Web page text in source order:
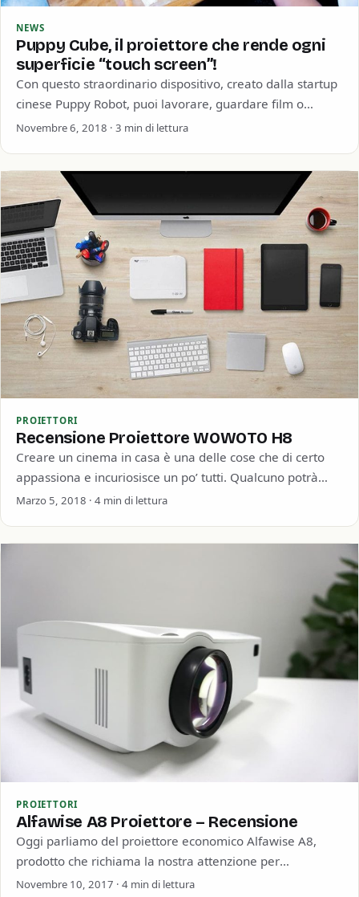
NEWS
Puppy Cube, il proiettore che rende ogni
superficie “touch screen”!
Con questo straordinario dispositivo, creato dalla startup
cinese Puppy Robot, puoi lavorare, guardare film o
giocare su praticamente qualunque superficie; consente
Novembre 6, 2018 · 3 min di lettura
PROIETTORI
Recensione Proiettore WOWOTO H8
Creare un cinema in casa è una delle cose che di certo
appassiona e incuriosisce un po’ tutti. Qualcuno potrà
pensare che…
Marzo 5, 2018 · 4 min di lettura
PROIETTORI
Alfawise A8 Proiettore – Recensione
Oggi parliamo del proiettore economico Alfawise A8,
prodotto che richiama la nostra attenzione per
l’inclusione di CPU AmLogic S905X e Android 6.0…
Novembre 10, 2017 · 4 min di lettura